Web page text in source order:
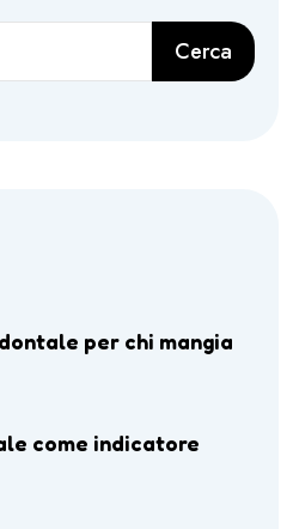
Cerca
per chi mangia
come indicatore